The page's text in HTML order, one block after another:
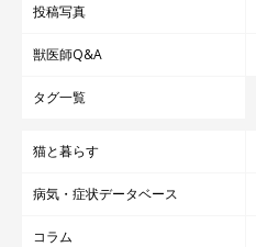
投稿写真
獣医師Q&A
タグ一覧
猫と暮らす
病気・症状データベース
コラム